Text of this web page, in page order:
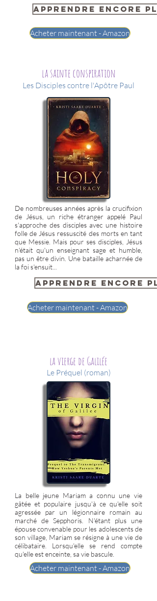
Apprendre encore
Acheter maintenant - Amazon
la sainte conspiration
Les Disciples contre l'Apôtre Paul
De nombreuses années après la crucifixion
de Jésus, un riche étranger appelé Paul
s'approche des disciples avec une histoire
folle de Jésus ressuscité des morts en tant
que Messie. Mais pour ses disciples, Jésus
n'était qu'un enseignant sage et humble,
pas un être divin. Une bataille acharnée de
la foi s'ensuit...
Apprendre encore
Acheter maintenant - Amazon
la vierge de Galilée
Le Préquel (roman)
La belle jeune Mariam a connu une vie
gâtée et populaire jusqu'à ce qu'elle soit
agressée par un légionnaire romain au
marché de Sepphoris. N'étant plus une
épouse convenable pour les adolescents de
son village, Mariam se résigne à une vie de
célibataire. Lorsqu'elle se rend compte
qu'elle est enceinte, sa vie bascule.
Acheter maintenant - Amazon